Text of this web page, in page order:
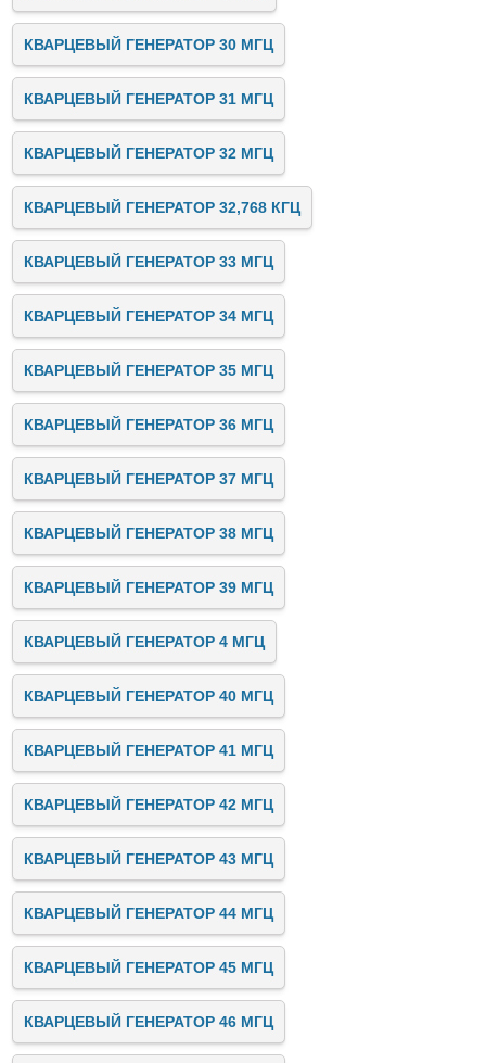
КВАРЦЕВЫЙ ГЕНЕРАТОР 30 МГЦ
КВАРЦЕВЫЙ ГЕНЕРАТОР 31 МГЦ
КВАРЦЕВЫЙ ГЕНЕРАТОР 32 МГЦ
КВАРЦЕВЫЙ ГЕНЕРАТОР 32,768 КГЦ
КВАРЦЕВЫЙ ГЕНЕРАТОР 33 МГЦ
КВАРЦЕВЫЙ ГЕНЕРАТОР 34 МГЦ
КВАРЦЕВЫЙ ГЕНЕРАТОР 35 МГЦ
КВАРЦЕВЫЙ ГЕНЕРАТОР 36 МГЦ
КВАРЦЕВЫЙ ГЕНЕРАТОР 37 МГЦ
КВАРЦЕВЫЙ ГЕНЕРАТОР 38 МГЦ
КВАРЦЕВЫЙ ГЕНЕРАТОР 39 МГЦ
КВАРЦЕВЫЙ ГЕНЕРАТОР 4 МГЦ
КВАРЦЕВЫЙ ГЕНЕРАТОР 40 МГЦ
КВАРЦЕВЫЙ ГЕНЕРАТОР 41 МГЦ
КВАРЦЕВЫЙ ГЕНЕРАТОР 42 МГЦ
КВАРЦЕВЫЙ ГЕНЕРАТОР 43 МГЦ
КВАРЦЕВЫЙ ГЕНЕРАТОР 44 МГЦ
КВАРЦЕВЫЙ ГЕНЕРАТОР 45 МГЦ
КВАРЦЕВЫЙ ГЕНЕРАТОР 46 МГЦ